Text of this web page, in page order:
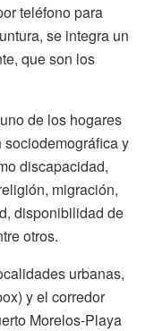
teléfono para
se integra un
que son los
de los hogares
y
discapacidad,
migración,
disponibilidad de
otros.
urbanas,
y el corredor
Morelos-Playa